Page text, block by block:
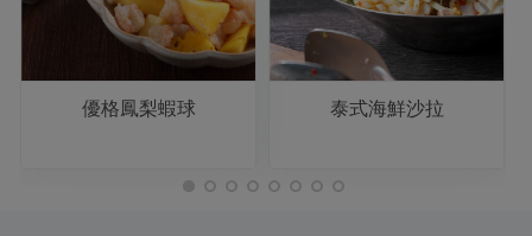
優格鳳梨蝦球 泰式海鮮沙拉